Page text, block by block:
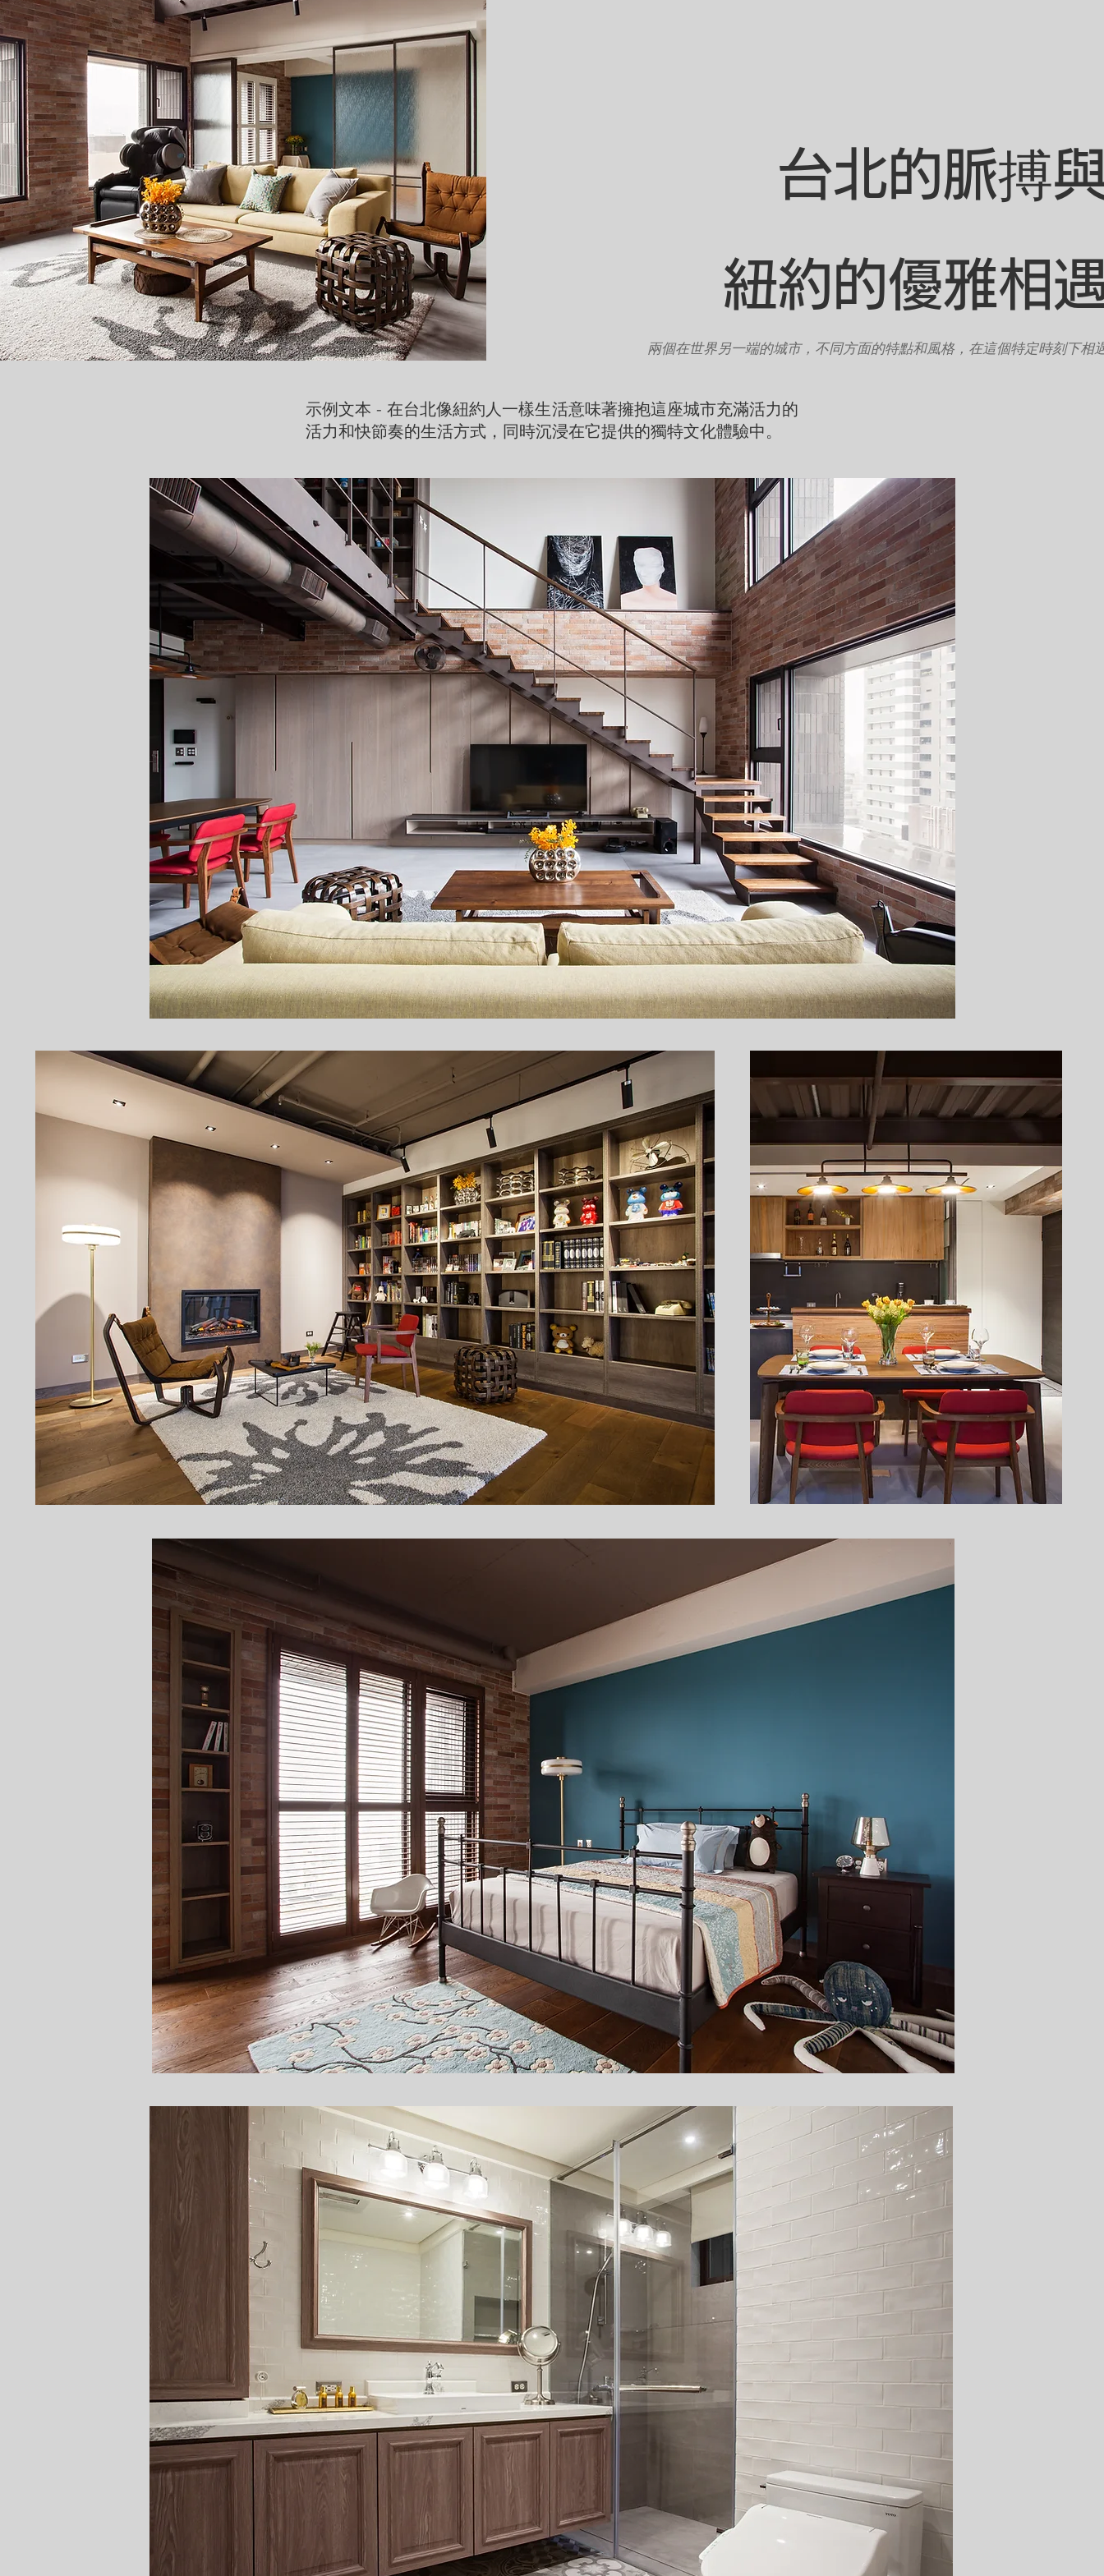
台北的脈搏
紐約的優雅相
兩個在世界另一端的城市，不同方面的特點和風格，在這個特定時刻下相
示例文本 - 在台北像紐約人一樣生活意味著擁抱這座城市充滿活力的
活力和快節奏的生活方式，同時沉浸在它提供的獨特文化體驗中。